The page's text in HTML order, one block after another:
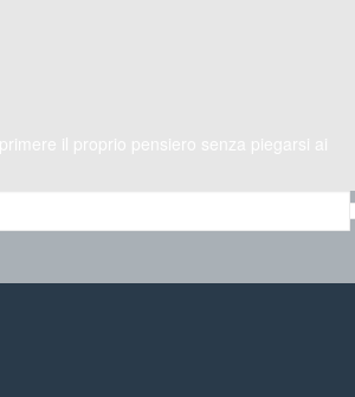
il proprio pensiero senza piegarsi ai